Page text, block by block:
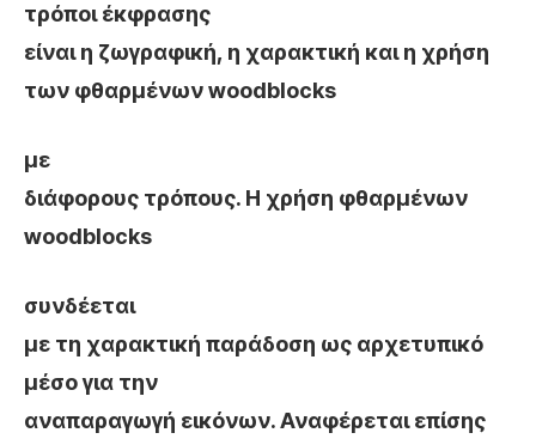
τρόποι έκφρασης
είναι η ζωγραφική, η χαρακτική και η χρήση
των φθαρμένωνwoodblocks
με
διάφορους τρόπους. Η χρήση φθαρμένων
woodblocks
συνδέεται
με τη χαρακτική παράδοση ως αρχετυπικό
μέσο για την
αναπαραγωγή εικόνων. Αναφέρεται επίσης